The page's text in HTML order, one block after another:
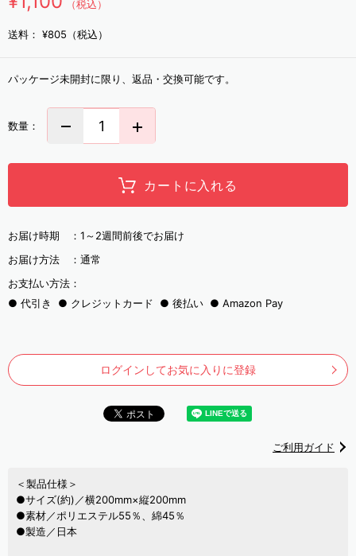
（税込）
送料： ¥805（税込）
パッケージ未開封に限り、返品・交換可能です。
数量：
カートに入れる
お届け時期 ： 1～2週間前後でお届け
お届け方法 ： 通常
お支払い方法：
代引き
クレジットカード 後払い Amazon Pay
ログインしてお気に入りに登録
ご利用ガイド
＜製品仕様＞
●サイズ(約)／横200mm×縦200mm
●素材／ポリエステル55％、綿45％
●製造／日本